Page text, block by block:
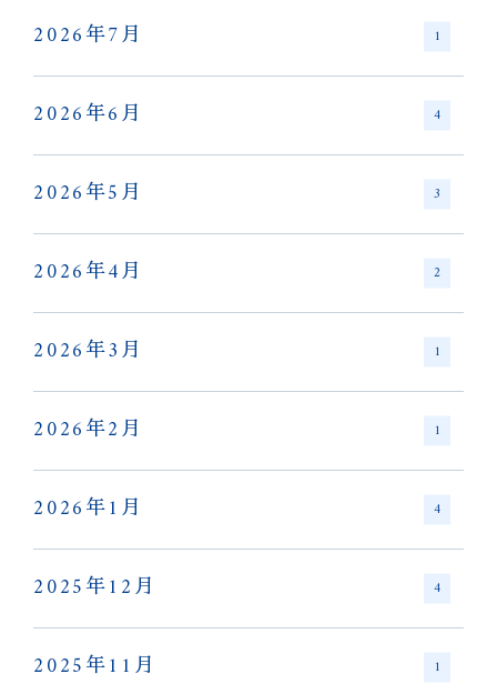
2026年7月 1
2026年6月 4
2026年5月 3
2026年4月 2
2026年3月 1
2026年2月 1
2026年1月 4
2025年12月 4
2025年11月 1